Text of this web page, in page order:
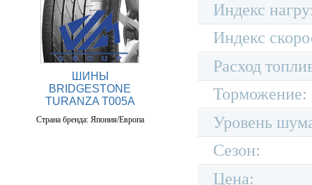
ШИНЫ
BRIDGESTONE
TURANZA T005A
Страна бренда: Япония/Европа
Индекс
Индекс
Расход
Торможение:
Уровень
Сезон:
Цена: